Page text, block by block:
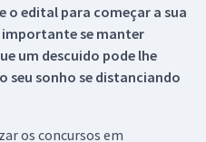
o edital para começar a sua
se manter
um descuido pode lhe
seu sonho se distanciando
os concursos em